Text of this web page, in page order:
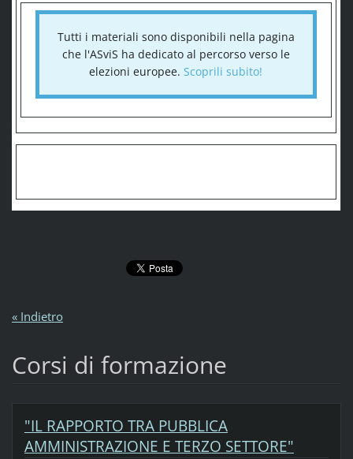
Tutti i materiali sono disponibili nella pagina
che l'ASviS ha dedicato al percorso verso le
elezioni europee. Scoprili subito!
« Indietro
Corsi di formazione
"IL RAPPORTO TRA PUBBLICA
AMMINISTRAZIONE E TERZO SETTORE"